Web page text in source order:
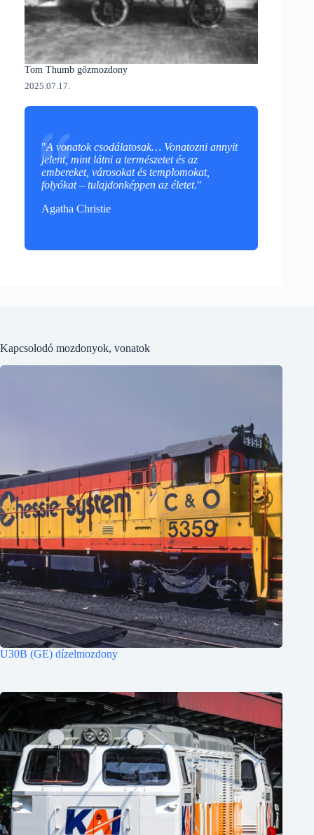
Tom Thumb gőzmozdony
2025.07.17.
"A vonatok csodálatosak… Vonatozni annyit
jelent, mint látni a természetet és az
embereket, városokat és templomokat,
folyókat – tulajdonképpen az életet."
Agatha Christie
Kapcsolodó mozdonyok, vonatok
U30B (GE) dízelmozdony